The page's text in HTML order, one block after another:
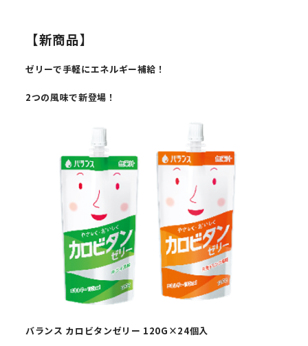
【新商品】
ゼリーで手軽にエネルギー補給！
2つの風味で新登場！
バランス カロビタンゼリー 120G×24個入